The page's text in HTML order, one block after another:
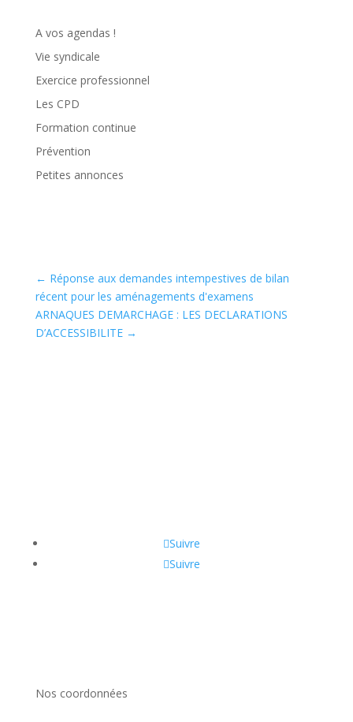
A vos agendas !
Vie syndicale
Exercice professionnel
Les CPD
Formation continue
Prévention
Petites annonces
← Réponse aux demandes intempestives de bilan
récent pour les aménagements d'examens
ARNAQUES DEMARCHAGE : LES DECLARATIONS
D’ACCESSIBILITE→
Suivre
Suivre
Nos coordonnées